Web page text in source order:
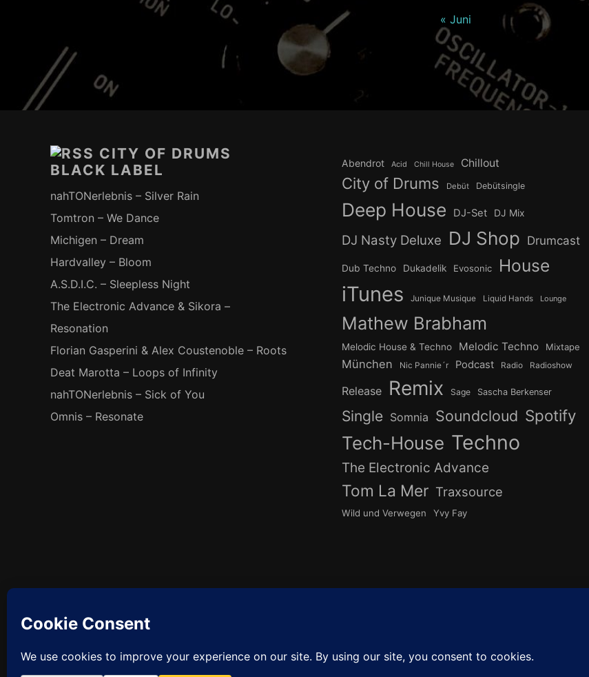
« Juni
CITY OF DRUMS
BLACK LABEL
nahTONerlebnis – Silver Rain
Tomtron – We Dance
Michigen – Dream
Hardvalley – Bloom
A.S.D.I.C. – Sleepless Night
The Electronic Advance & Sikora –
Resonation
Florian Gasperini & Alex Coustenoble – Roots
Deat Marotta – Loops of Infinity
nahTONerlebnis – Sick of You
Omnis – Resonate
Abendrot Acid Chill House Chillout
City of Drums Debüt Debütsingle
Deep House DJ-Set DJ Mix
DJ Nasty Deluxe DJ Shop Drumcast
Dub Techno Dukadelik Evosonic House
iTunes Junique Musique Liquid Hands Lounge
Mathew Brabham
Melodic House & Techno Melodic Techno Mixtape
München Nic Pannie´r Podcast Radio Radioshow
Release Remix Sage Sascha Berkenser
Single Somnia Soundcloud Spotify
Tech-House Techno
The Electronic Advance
Tom La Mer Traxsource
Wild und Verwegen Yvy Fay
ANFANG